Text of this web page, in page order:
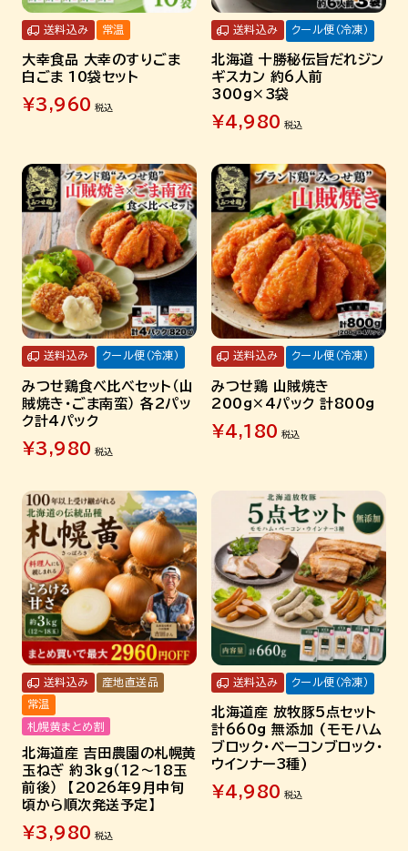
大幸食品 大幸のすりごま
白ごま 10袋セット
送料込み 常温
¥3,960 税込
北海道 十勝秘伝旨だれジン
ギスカン 約6人前
300g×3袋
送料込み クール便（冷凍）
¥4,980 税込
みつせ鶏食べ比べセット（山
賊焼き・ごま南蛮） 各2パッ
ク計4パック
送料込み クール便（冷凍）
¥3,980 税込
みつせ鶏 山賊焼き
200g×4パック 計800g
送料込み クール便（冷凍）
¥4,180 税込
北海道産 吉田農園の札幌黄
玉ねぎ 約3kg（12～18玉
前後） 【2026年9月中旬
頃から順次発送予定】
送料込み 産地直送品
常温
札幌黄まとめ割
¥3,980 税込
北海道産 放牧豚5点セット
計660g 無添加 (モモハム
ブロック・ベーコンブロック・
ウインナー3種)
送料込み クール便（冷凍）
¥4,980 税込